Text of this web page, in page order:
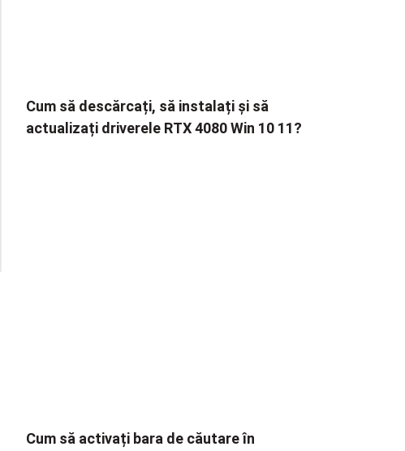
Cum să descărcați, să instalați și să
actualizați driverele RTX 4080 Win 10 11?
Cum să activați bara de căutare în